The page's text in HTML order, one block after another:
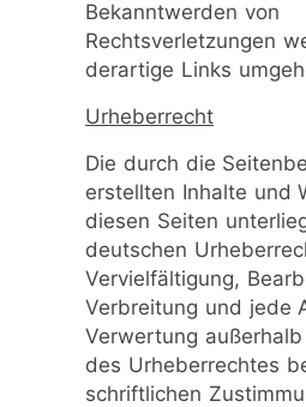
Bekanntwerden von
Rechtsverletzungen
derartige Links
Urheberrecht
Die durch die
erstellten Inhalte und
diesen Seiten
deutschen
Vervielfältigung,
Verbreitung und jede
Verwertung
des Urheberrechtes
schriftlichen